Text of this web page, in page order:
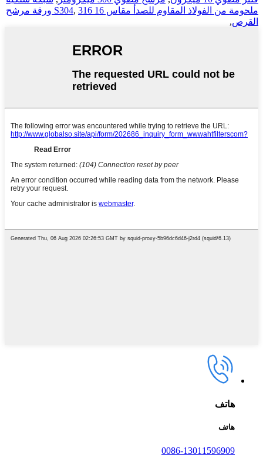
ملحومة من الفولاذ المقاوم للصدأ مقاس 16 S304
,
316 ورقة مرشح
القرص,
هاتف
هاتف
0086-13011596909